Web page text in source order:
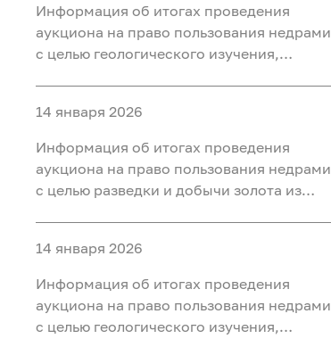
Информация об итогах проведения
аукциона на право пользования недрами
с целью геологического изучения,
«Тарховский», расположенного на
территории Ханты-Мансийского района
Ханты-Мансийского автономного округа
- Югры
14 января 2026
Информация об итогах проведения
аукциона на право пользования недрами
с целью разведки и добычи золота из
недр «Мостовка р.» в Свердловской
области
14 января 2026
Информация об итогах проведения
аукциона на право пользования недрами
с целью геологического изучения,